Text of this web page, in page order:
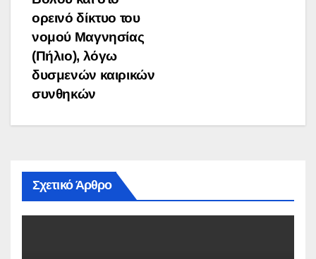
ορεινό δίκτυο του
νομού Μαγνησίας
(Πήλιο), λόγω
δυσμενών καιρικών
συνθηκών
Σχετικό Άρθρο